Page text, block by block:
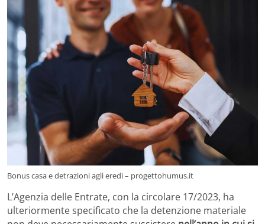
Bonus casa e detrazioni agli eredi – progettohumus.it
L’Agenzia delle Entrate, con la circolare 17/2023, ha
ulteriormente specificato che la detenzione materiale